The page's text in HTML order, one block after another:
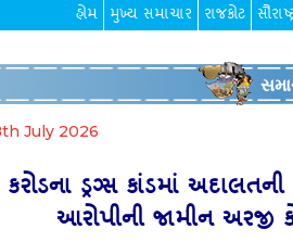
હોમ મુખ્ય સમાચાર રાજકોટ
July 2026
કરોડના ડ્રગ્સ કાંડમાં
આરોપીની જામીન અરજી